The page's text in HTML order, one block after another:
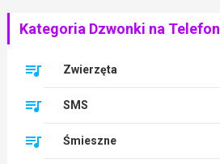
Kategoria Dzwonki na Telefon
Zwierzęta
SMS
Śmieszne